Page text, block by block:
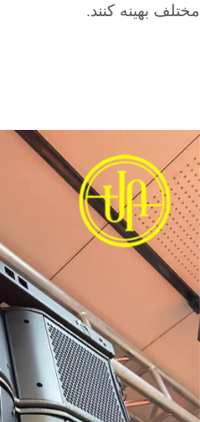
مختلف بهینه کنند.